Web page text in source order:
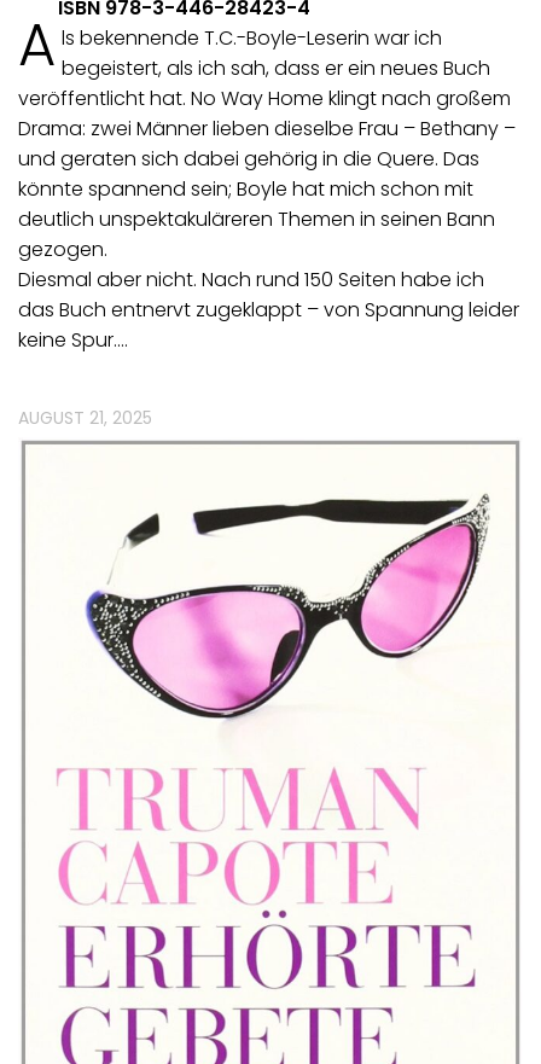
ISBN 978-3-446-28423-4
A ls bekennende T.C.-Boyle-Leserin war ich
begeistert, als ich sah, dass er ein neues Buch
veröffentlicht hat. No Way Home klingt nach großem
Drama: zwei Männer lieben dieselbe Frau – Bethany –
und geraten sich dabei gehörig in die Quere. Das
könnte spannend sein; Boyle hat mich schon mit
deutlich unspektakuläreren Themen in seinen Bann
gezogen.
Diesmal aber nicht. Nach rund 150 Seiten habe ich
das Buch entnervt zugeklappt – von Spannung leider
keine Spur.…
AUGUST 21, 2025